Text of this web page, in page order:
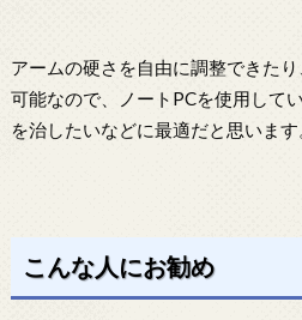
アームの硬さを自由に調整できた
可能なので、ノートPCを使用して
を治したいなどに最適だと思います
こんな人にお勧め